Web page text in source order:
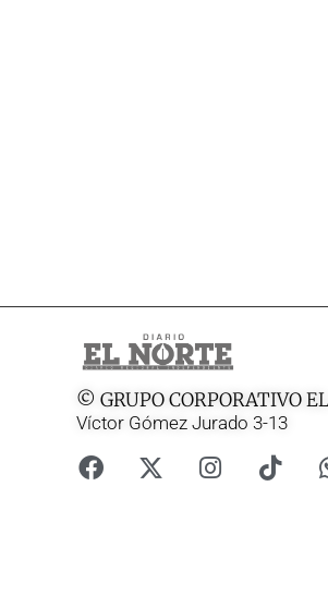
© GRUPO CORPORATIVO
Víctor Gómez Jurado 3-13